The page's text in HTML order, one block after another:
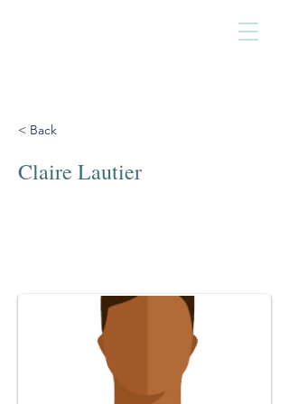
< Back
Claire Lautier